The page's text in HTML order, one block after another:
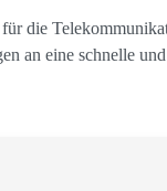
die
an eine schnelle